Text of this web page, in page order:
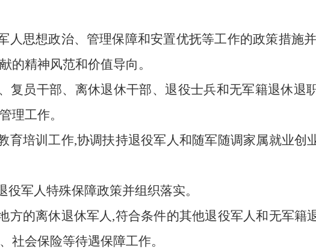
人思想政治、管理保障和安置优抚等工作的政策措施
的精神风范和价值导向。
复员干部、离休退休干部、退役士兵和无军籍退休退
理工作。
育培训工作,协调扶持退役军人和随军随调家属就业创
役军人特殊保障政策并组织落实。
方的离休退休军人,符合条件的其他退役军人和无军籍
社会保险等待遇保障工作。